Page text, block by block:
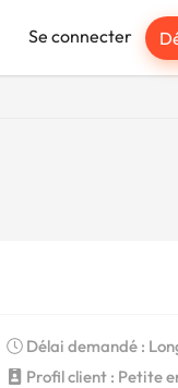
Se connecter
Délai demandé :
Profil client : Petite